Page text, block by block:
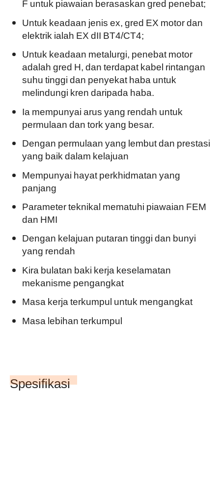
F untuk piawaian berasaskan gred penebat;
Untuk keadaan jenis ex, gred EX motor dan
elektrik ialah EX dII BT4/CT4;
Untuk keadaan metalurgi, penebat motor
adalah gred H, dan terdapat kabel rintangan
suhu tinggi dan penyekat haba untuk
melindungi kren daripada haba.
Ia mempunyai arus yang rendah untuk
permulaan dan tork yang besar.
Dengan permulaan yang lembut dan prestasi
yang baik dalam kelajuan
Mempunyai hayat perkhidmatan yang
panjang
Parameter teknikal mematuhi piawaian FEM
dan HMI
Dengan kelajuan putaran tinggi dan bunyi
yang rendah
Kira bulatan baki kerja keselamatan
mekanisme pengangkat
Masa kerja terkumpul untuk mengangkat
Masa lebihan terkumpul
Spesifikasi